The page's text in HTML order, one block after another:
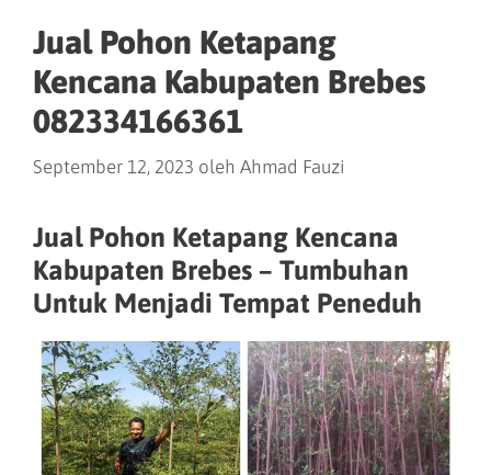
Jual Pohon Ketapang
Kencana Kabupaten Brebes
082334166361
September 12, 2023 oleh Ahmad Fauzi
Jual Pohon Ketapang Kencana
Kabupaten Brebes – Tumbuhan
Untuk Menjadi Tempat Peneduh